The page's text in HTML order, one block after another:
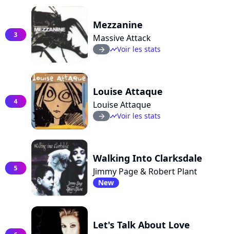
3
Mezzanine
Massive Attack
arrow_right timelineVoir les stats
4
Louise Attaque
Louise Attaque
arrow_right timelineVoir les stats
5
Walking Into Clarksdale
Jimmy Page & Robert Plant
New
Let's Talk About Love